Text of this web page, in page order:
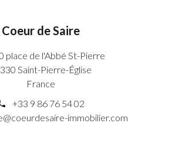
Coeur de Saire
place de l'Abbé St-Pierre
Saint-Pierre-Église
France
+33 9 86 76 54 02
immobilier.com